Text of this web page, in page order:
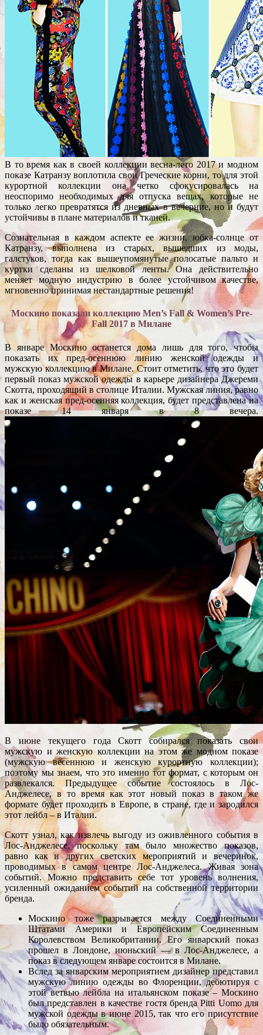
В то время как в своей коллекции весна-лето 2017 и модном
показе Катранзу воплотила свои Греческие корни, то для этой
курортной коллекции она четко сфокусировалась на
неоспоримо необходимых для отпуска вещах, которые не
только легко превратятся из дневных в вечерние, но и будут
устойчивы в плане материалов и тканей.
Сознательная в каждом аспекте ее жизни, юбка-солнце от
Катранзу, выполнена из старых, вышедших из моды,
галстуков, тогда как вышеупомянутые полосатые пальто и
куртки сделаны из шелковой ленты. Она действительно
меняет модную индустрию в более устойчивом качестве,
мгновенно принимая нестандартные решения!
Москино показали коллекцию Men’s Fall & Women’s Pre-
Fall 2017 в Милане
В январе Москино останется дома лишь для того, чтобы
показать их пред-осеннюю линию женской одежды и
мужскую коллекцию в Милане. Стоит отметить, что это будет
первый показ мужской одежды в карьере дизайнера Джереми
Скотта, проходящий в столице Италии. Мужская линия, равно
как и женская пред-осенняя коллекция, будет представлена на
показе 14 января в 8 вечера.
В июне текущего года Скотт собирался показать свои
мужскую и женскую коллекции на этом же модном показе
(мужскую весеннюю и женскую курортную коллекции);
поэтому мы знаем, что это именно тот формат, с которым он
развлекался. Предыдущее событие состоялось в Лос-
Анджелесе, в то время как этот новый показ в таком же
формате будет проходить в Европе, в стране, где и зародился
этот лейбл – в Италии.
Скотт узнал, как извлечь выгоду из оживленного события в
Лос-Анджелесе, поскольку там было множество показов,
равно как и других светских мероприятий и вечеринок,
проводимых в самом центре Лос-Анджелеса. Живая зона
событий. Можно представить себе тот уровень волнения,
усиленный ожиданием событий на собственной территории
бренда.
Москино тоже разрывается между Соединенными
Штатами Америки и Европейским Соединенным
Королевством Великобритании. Его январский показ
прошел в Лондоне, июньский — в Лос-Анджелесе, а
показ в следующем январе состоится в Милане.
Вслед за январским мероприятием дизайнер представил
мужскую линию одежды во Флоренции, дебютируя с
этой ветвью лейбла на итальянском показе – Москино
был представлен в качестве гостя бренда Pitti Uomo для
мужской одежды в июне 2015, так что его присутствие
было обязательным.